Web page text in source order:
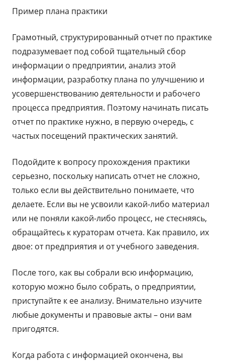
Пример плана практики
Грамотный, структурированный отчет по практике
подразумевает под собой тщательный сбор
информации о предприятии, анализ этой
информации, разработку плана по улучшению и
усовершенствованию деятельности и рабочего
процесса предприятия. Поэтому начинать писать
отчет по практике нужно, в первую очередь, с
частых посещений практических занятий.
Подойдите к вопросу прохождения практики
серьезно, поскольку написать отчет не сложно,
только если вы действительно понимаете, что
делаете. Если вы не усвоили какой-либо материал
или не поняли какой-либо процесс, не стесняясь,
обращайтесь к кураторам отчета. Как правило, их
двое: от предприятия и от учебного заведения.
После того, как вы собрали всю информацию,
которую можно было собрать, о предприятии,
приступайте к ее анализу. Внимательно изучите
любые документы и правовые акты – они вам
пригодятся.
Когда работа с информацией окончена, вы